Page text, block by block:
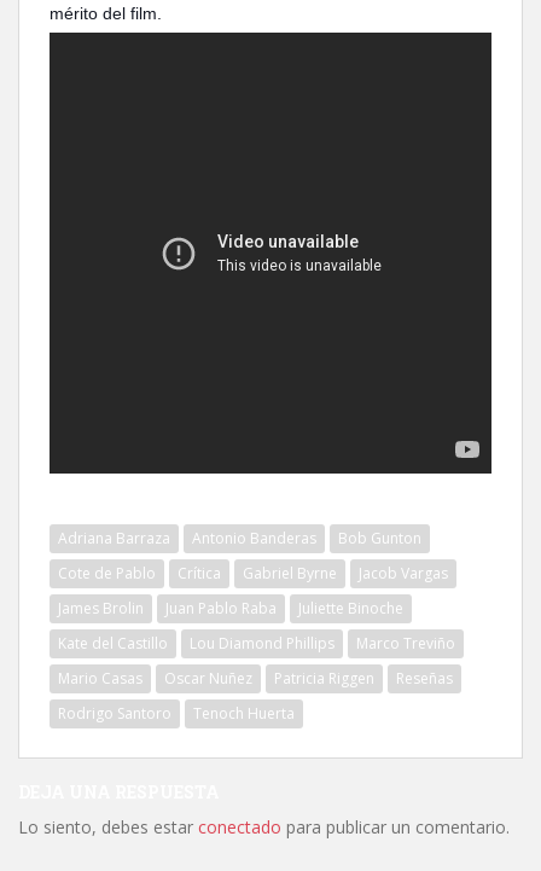
mérito del film.
Adriana Barraza Antonio Banderas
Bob Gunton
Cote de Pablo
Crítica Gabriel Byrne
Jacob Vargas
James Brolin
Juan Pablo Raba
Juliette Binoche
Kate del Castillo
Lou Diamond Phillips
Marco Treviño
Mario Casas
Oscar Nuñez Patricia Riggen
Reseñas
Rodrigo Santoro
Tenoch Huerta
Lo siento, debes estar conectado para publicar un comentario.